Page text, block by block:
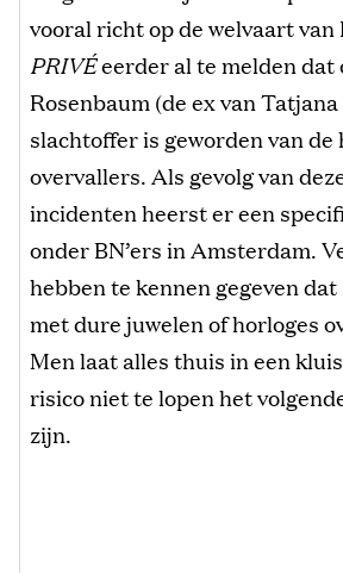
vooral richt op de welvaart van
PRIVÉeerder al te melden dat
Rosenbaum (de ex van
slachtoffer is geworden van de
overvallers. Als gevolg van
incidenten heerst er een
onder BN’ers in Amsterdam.
hebben te kennen gegeven
met dure juwelen of horloges
Men laat alles thuis in een
risico niet te lopen het
zijn.